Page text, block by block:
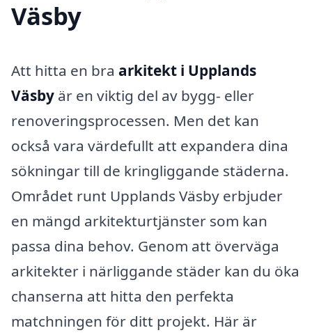
Väsby
Att hitta en bra arkitekt i Upplands
Väsby är en viktig del av bygg- eller
renoveringsprocessen. Men det kan
också vara värdefullt att expandera dina
sökningar till de kringliggande städerna.
Området runt Upplands Väsby erbjuder
en mängd arkitekturtjänster som kan
passa dina behov. Genom att överväga
arkitekter i närliggande städer kan du öka
chanserna att hitta den perfekta
matchningen för ditt projekt. Här är